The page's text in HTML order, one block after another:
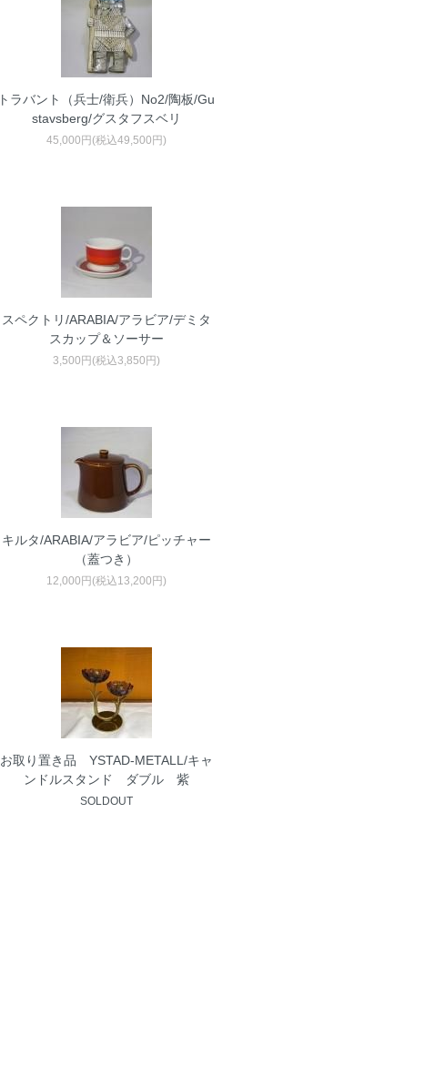
トラバント（兵士/衛兵）No2/陶板/Gu
stavsberg/グスタフスベリ
45,000円(税込49,500円)
スペクトリ/ARABIA/アラビア/デミタ
スカップ＆ソーサー
3,500円(税込3,850円)
キルタ/ARABIA/アラビア/ピッチャー
（蓋つき）
12,000円(税込13,200円)
お取り置き品 YSTAD-METALL/キャ
ンドルスタンド ダブル 紫
SOLDOUT